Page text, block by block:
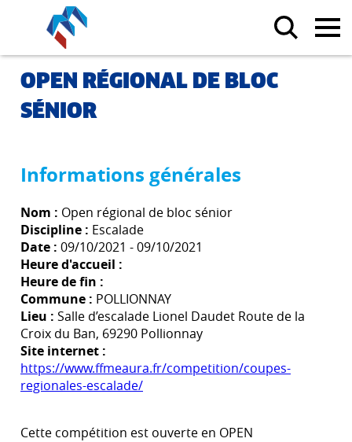
OPEN RÉGIONAL DE BLOC
SÉNIOR
Informations générales
Nom : Open régional de bloc sénior
Discipline : Escalade
Date : 09/10/2021 - 09/10/2021
Heure d'accueil :
Heure de fin :
Commune : POLLIONNAY
Lieu : Salle d’escalade Lionel Daudet Route de la
Croix du Ban, 69290 Pollionnay
Site internet :
https://www.ffmeaura.fr/competition/coupes-
regionales-escalade/
Cette compétition est ouverte en OPEN